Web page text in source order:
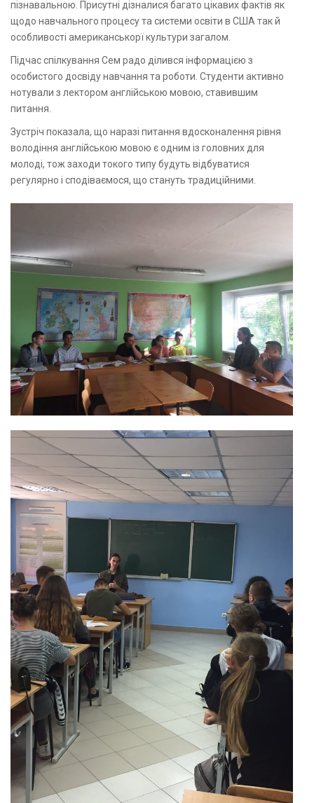
пізнавальною. Присутні дізналися багато цікавих фактів як
щодо навчального процесу та системи освіти в США так й
особливості американськорї культури загалом.
Підчас спілкування Сем радо ділився інформацією з
особистого досвіду навчання та роботи. Студенти активно
нотували з лектором англійською мовою, ставившим
питання.
Зустріч показала, що наразі питання вдосконалення рівня
володіння англійською мовою є одним із головних для
молоді, тож заходи токого типу будуть відбуватися
регулярно і сподіваємося, що стануть традиційними.